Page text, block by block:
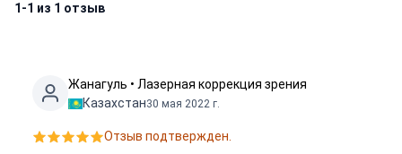
1-1 из 1 отзыв
Жанагуль • Лазерная коррекция зрения
Казахстан30 мая 2022 г.
Отзыв подтвержден.